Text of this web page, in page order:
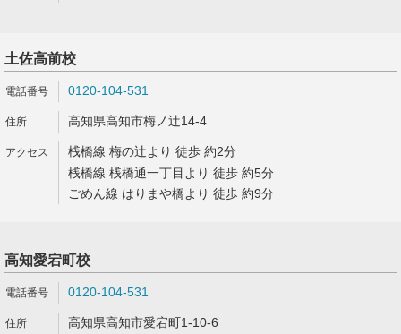
土佐高前校
0120-104-531
高知県高知市梅ノ辻14-4
桟橋線 梅の辻より 徒歩 約2分
桟橋線 桟橋通一丁目より 徒歩 約5分
ごめん線 はりまや橋より 徒歩 約9分
高知愛宕町校
0120-104-531
高知県高知市愛宕町1-10-6